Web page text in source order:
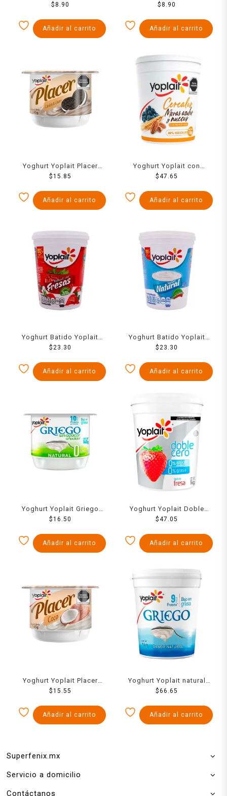
120 g
$ 8.90
Añadir al carrito
mango 120 g
$ 8.90
Añadir al carrito
Yoghurt Yoplait Placer
sabor cookies and cream
$15.85
Añadir al carrito
Yoghurt Yoplait con
cereales moras azules y
$47.65
Añadir al carrito
Yoghurt Batido Yoplait
Fresa 442 Grs
$23.30
Añadir al carrito
Yoghurt Batido Yoplait
Natural 442 Grs
$23.30
Añadir al carrito
Yoghurt Yoplait Griego
natural sin azúcar bajo en
$16.50
Añadir al carrito
Yoghurt Yoplait Doble
Cero sabor fresa 1 kg
$47.05
Añadir al carrito
Yoghurt Yoplait Placer
sabor coco 145 g
$15.55
Añadir al carrito
Yoghurt Yoplait natural
bajo en grasa 1 kg
$66.65
Añadir al carrito
Superfenix.mx
Servicio a domicilio
Contáctanos